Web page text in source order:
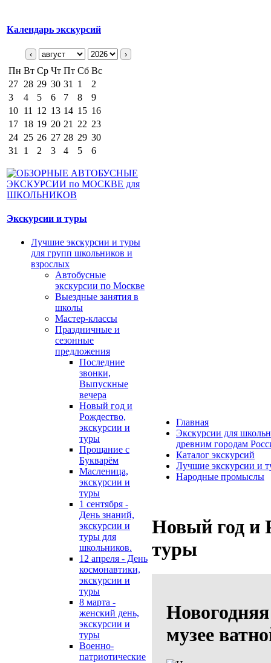
Календарь экскурсий
‹ ›
Пн Вт Ср Чт Пт Сб Вс
27 28 29 30 31 1
2
3
4 5 6 7 8
9
10 11 12 13 14 15 16
17 18 19 20 21 22 23
24 25 26 27 28 29 30
31
1 2 3 4 5 6
Экскурсии и туры
Лучшие экскурсии и туры
для групп школьников и
взрослых
Автобусные
экскурсии по Москве
Выездные занятия в
школы
Мастер-классы
Праздничные и
сезонные
предложения
Последние
звонки,
Выпускные
вечера
Новый год и
Рождество,
экскурсии и
туры
Прощание с
Букварём
Масленица,
экскурсии и
туры
1 сентября -
День знаний,
экскурсии и
туры для
школьников.
12 апреля - День
космонавтики,
экскурсии и
туры
8 марта -
женский день,
экскурсии и
туры
Военно-
патриотические
Главная
Экскурсии для
древним городам
Каталог экскурсий
Лучшие экскурсии и
Народные промыслы
Новый год и
туры
музее